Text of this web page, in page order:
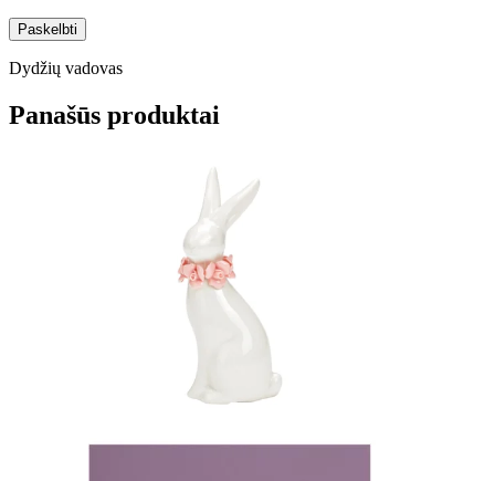
Dydžių vadovas
Panašūs produktai